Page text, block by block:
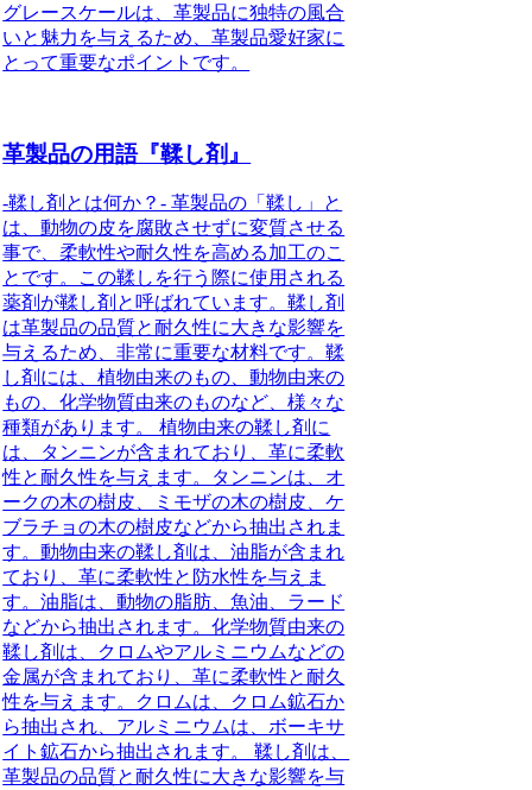
グレースケールは、革製品に独特の風合
いと魅力を与えるため、革製品愛好家に
とって重要なポイントです。
革製品の用語『鞣し剤』
-鞣し剤とは何か？- 革製品の「鞣し」と
は、動物の皮を腐敗させずに変質させる
事で、柔軟性や耐久性を高める加工のこ
とです。この鞣しを行う際に使用される
薬剤が鞣し剤と呼ばれています。鞣し剤
は革製品の品質と耐久性に大きな影響を
与えるため、非常に重要な材料です。鞣
し剤には、植物由来のもの、動物由来の
もの、化学物質由来のものなど、様々な
種類があります。 植物由来の鞣し剤に
は、タンニンが含まれており、革に柔軟
性と耐久性を与えます。タンニンは、オ
ークの木の樹皮、ミモザの木の樹皮、ケ
ブラチョの木の樹皮などから抽出されま
す。動物由来の鞣し剤は、油脂が含まれ
ており、革に柔軟性と防水性を与えま
す。油脂は、動物の脂肪、魚油、ラード
などから抽出されます。化学物質由来の
鞣し剤は、クロムやアルミニウムなどの
金属が含まれており、革に柔軟性と耐久
性を与えます。クロムは、クロム鉱石か
ら抽出され、アルミニウムは、ボーキサ
イト鉱石から抽出されます。 鞣し剤は、
革製品の品質と耐久性に大きな影響を与